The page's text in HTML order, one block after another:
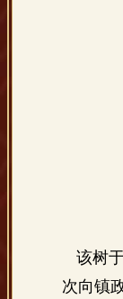
该树
次向镇